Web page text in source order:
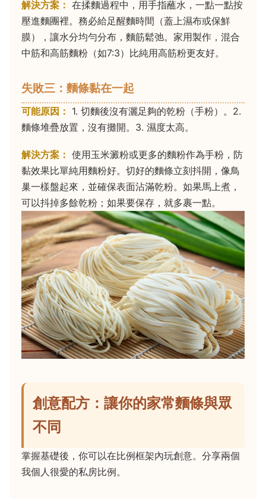
解決方案： 在揉麵過程中，用手指蘸水，一點一點按
壓進麵團裡。務必給足醒麵時間（蓋上濕布或保鮮
膜），讓水分均勻分布，麵筋鬆弛。家用製作，混合
中筋和高筋麵粉（如7:3）比純用高筋粉更友好。
失敗三：麵條黏在一起
可能原因： 1. 切麵後沒有灑足夠的乾粉（手粉）。2.
麵條堆疊放置，沒有攤開。3. 濕度太高。
解決方案： 使用玉米澱粉或更多的麵粉作為手粉，防
黏效果比單純用麵粉好。切好的麵條立刻抖開，像鳥
巢一樣盤起來，並確保表面沾滿乾粉。如果馬上煮，
可以抖掉多餘乾粉；如果要保存，就多裹一點。
創意配方：讓你的家常麵條與眾
不同
掌握基礎後，你可以在比例框架內玩創意。分享兩個
我個人很愛的私房比例。